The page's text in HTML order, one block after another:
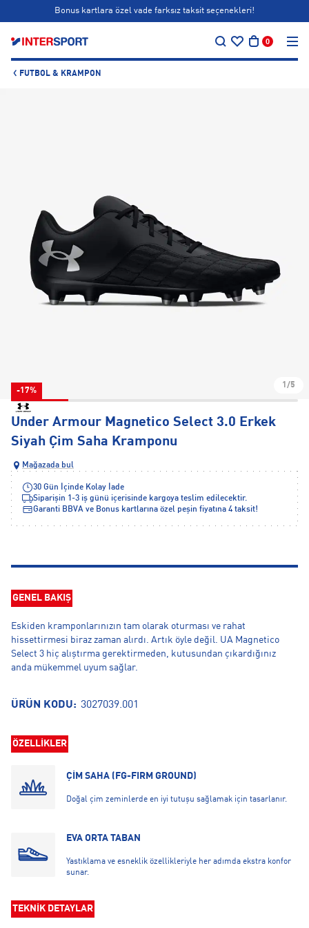
Bonus kartlara özel vade farksız taksit seçenekleri!
0
FUTBOL & KRAMPON
-17%
1/5
Under Armour Magnetico Select 3.0 Erkek
Siyah Çim Saha Kramponu
Mağazada bul
30 Gün İçinde Kolay İade
Siparişin 1-3 iş günü içerisinde kargoya teslim edilecektir.
Garanti BBVA ve Bonus kartlarına özel peşin fiyatına 4 taksit!
GENEL BAKIŞ
Eskiden kramponlarınızın tam olarak oturması ve rahat
hissettirmesi biraz zaman alırdı. Artık öyle değil. UA Magnetico
Select 3 hiç alıştırma gerektirmeden, kutusundan çıkardığınız
anda mükemmel uyum sağlar.
ÜRÜN KODU: 3027039.001
ÖZELLİKLER
ÇİM SAHA (FG-FIRM GROUND)
Doğal çim zeminlerde en iyi tutuşu sağlamak için tasarlanır.
EVA ORTA TABAN
Yastıklama ve esneklik özellikleriyle her adımda ekstra konfor
sunar.
TEKNİK DETAYLAR